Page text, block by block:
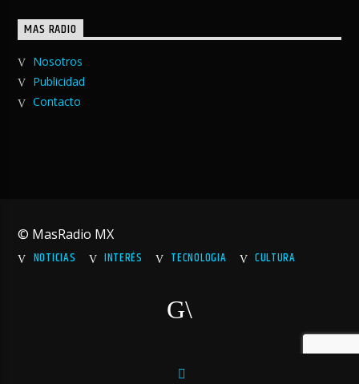
MAS RADIO
Nosotros
Publicidad
Contacto
© MasRadio MX
NOTICIAS
INTERÉS TECNOLOGIA CULTURA